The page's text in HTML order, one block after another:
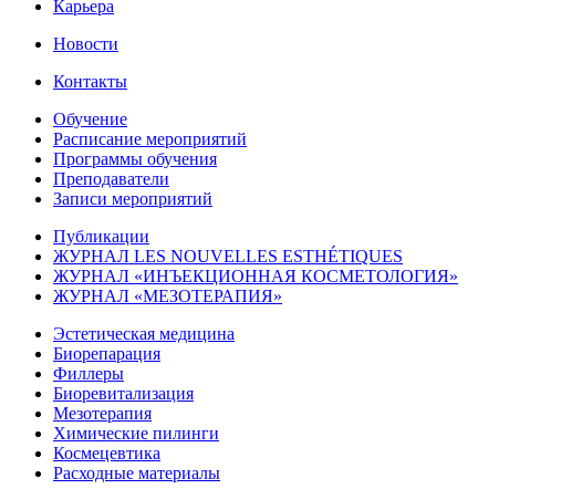
Карьера
Новости
Контакты
Обучение
Расписание мероприятий
Программы обучения
Преподаватели
Записи мероприятий
Публикации
ЖУРНАЛ LES NOUVELLES ESTHÉTIQUES
ЖУРНАЛ «ИНЪЕКЦИОННАЯ КОСМЕТОЛОГИЯ»
ЖУРНАЛ «МЕЗОТЕРАПИЯ»
Эстетическая медицина
Биорепарация
Филлеры
Биоревитализация
Мезотерапия
Химические пилинги
Космецевтика
Расходные материалы